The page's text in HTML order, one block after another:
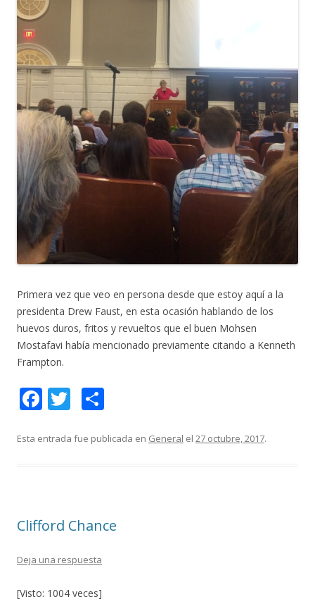
Primera vez que veo en persona desde que estoy aquí a la
presidenta Drew Faust, en esta ocasión hablando de los
huevos duros, fritos y revueltos que el buen Mohsen
Mostafavi había mencionado previamente citando a Kenneth
Frampton.
F
e
k
T
itt m
r
Esta entrada fue publicada en General el 27 octubre, 2017.
Clifford Chance
Deja una respuesta
[Visto: 1004 veces]